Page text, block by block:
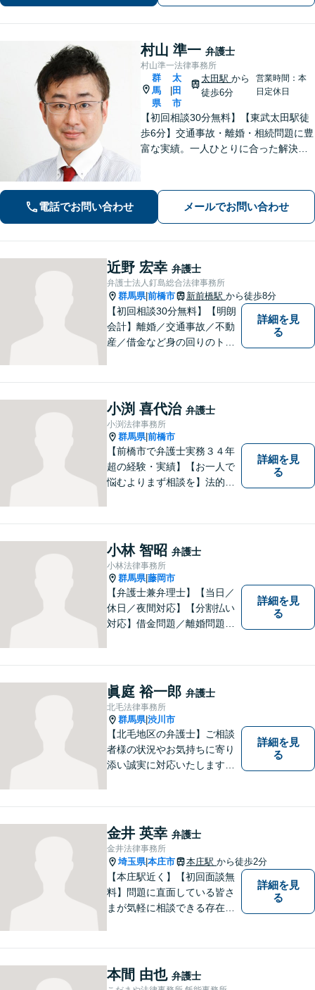
最良の解決を目指します【土日・夜間
相談可能】。
村山 準一 弁護士
村山準一法律事務所
群
馬
県
太
田
市
太田駅から
徒歩6分
営業時間：本
日定休日
【初回相談30分無料】【東武太田駅徒
歩6分】交通事故・離婚・相続問題に豊
富な実績。一人ひとりに合った解決方
もご相談ください。
電話でお問い合わせ メールでお問い合わせ
近野 宏幸 弁護士
弁護士法人釘島総合法律事務所
群馬県|前橋市 新前橋駅 から徒歩8分
【初回相談30分無料】【明朗
会計】離婚／交通事故／不動
産／借金など身の回りのトラ
くアドバイスを行い、皆さま
のニーズに沿った迅速な解決
を目指します。
詳細を見
る
小渕 喜代治 弁護士
小渕法律事務所
群馬県|前橋市
【前橋市で弁護士実務３４年
超の経験・実績】【お一人で
悩むよりまず相談を】法的ト
提供して、最大限の利益確保
のお手伝いをします。
詳細を見
る
小林 智昭 弁護士
小林法律事務所
群馬県|藤岡市
【弁護士兼弁理士】【当日／
休日／夜間対応】【分割払い
対応】借金問題／離婚問題／
意匠登録など弁理士業務も、
幅広く対応。地域に根ざした
法律事務所／特許事務所を目
指しています。お気軽にご相
談ください。
詳細を見
る
眞庭 裕一郎 弁護士
北毛法律事務所
群馬県|渋川市
【北毛地区の弁護士】ご相談
者様の状況やお気持ちに寄り
添い誠実に対応いたします。
対応します
詳細を見
る
金井 英幸 弁護士
金井法律事務所
埼玉県|本庄市 本庄駅 から徒歩2分
【本庄駅近く】【初回面談無
料】問題に直面している皆さ
まが気軽に相談できる存在に
／休日対応可能】公平・公正
な立場から、事件の見通しを
詳細を見
る
本間 由也 弁護士